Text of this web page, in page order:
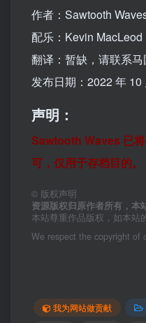
作者：Sawtooth
配乐：Kevin MacLeod
翻译：暂缺，请联系
发布日期：2022 年 10
声明：
Sawtooth Waves 已
可，仅用于存档目的。
© 版权声明
资源版权归原作者所有，本
本站尊重作品版权，如本站
We respect the copyright of
我为网站做贡献